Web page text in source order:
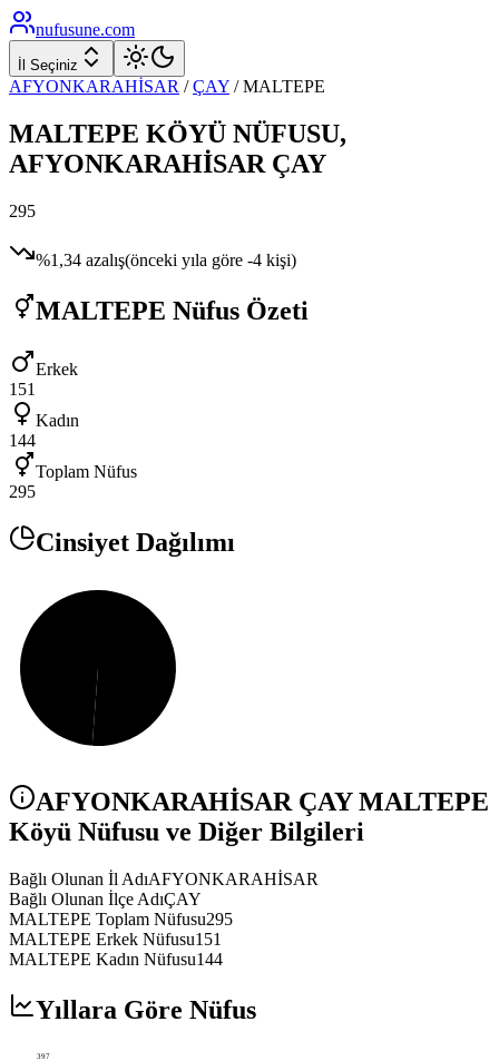
nufusune.com
İl Seçiniz
AFYONKARAHİSAR / ÇAY /MALTEPE
MALTEPE KÖYÜ NÜFUSU,
AFYONKARAHİSAR ÇAY
295
%1,34 azalış(önceki yıla göre -4 kişi)
MALTEPE Nüfus Özeti
Erkek
151
Kadın
144
Toplam Nüfus
295
Cinsiyet Dağılımı
AFYONKARAHİSAR ÇAY MALTEPE
Köyü Nüfusu ve Diğer Bilgileri
Bağlı Olunan İl AdıAFYONKARAHİSAR
Bağlı Olunan İlçe AdıÇAY
MALTEPE Toplam Nüfusu295
MALTEPE Erkek Nüfusu151
MALTEPE Kadın Nüfusu144
Yıllara Göre Nüfus
397